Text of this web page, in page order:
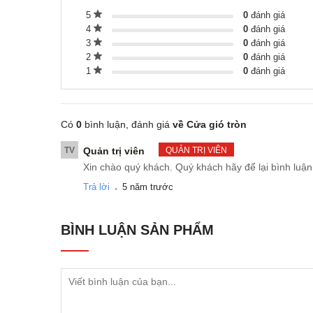
Cấu tạo
Với
5 0đánh giá
4
0đánh giá
3
0đánh giá
2
0đánh giá
1
0đánh giá
Có 0 bình luận, đánh giá về Cửa gió tròn
TV Quản trị viên QUẢN TRỊ VIÊN
Xin chào quý khách. Quý khách hãy để lại bình
Trả lời . 5 năm trước
BÌNH LUẬN SẢN PHẨM